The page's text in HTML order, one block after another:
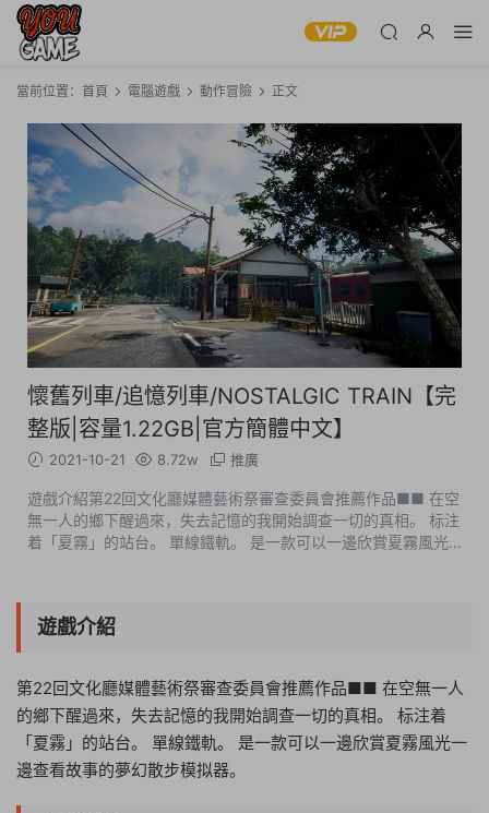
當前位置： 首頁 電腦遊戲 動作冒險 正文
懷舊列車/追憶列車/NOSTALGIC TRAIN【完
整版|容量1.22GB|官方簡體中文】
2021-10-21 8.72w 推廣
遊戲介紹第22回文化廳媒體藝術祭審查委員會推薦作品■■ 在空
無一人的鄉下醒過來，失去記憶的我開始調查一切的真相。 标注
着「夏霧」的站台。 單線鐵軌。 是一款可以一邊欣賞夏霧風光
遊戲介紹
第22回文化廳媒體藝術祭審查委員會推薦作品■■ 在空無一人
的鄉下醒過來，失去記憶的我開始調查一切的真相。 标注着
「夏霧」的站台。 單線鐵軌。 是一款可以一邊欣賞夏霧風光一
邊查看故事的夢幻散步模拟器。